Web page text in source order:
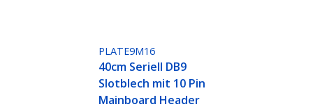
PLATE9M16
40cm Seriell DB9
Slotblech mit 10 Pin
Mainboard Header